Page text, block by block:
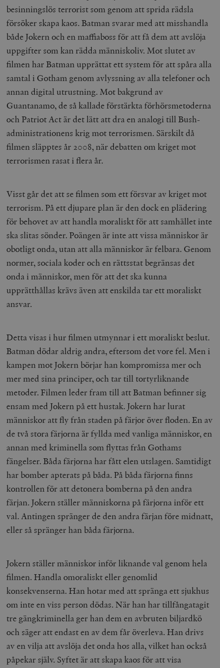
besinningslös terrorist som genom att sprida rädsla
försöker skapa kaos. Batman svarar med att misshandla
både Jokern och en maffiaboss för att få dem att avslöja
uppgifter som kan rädda människoliv. Mot slutet av
filmen har Batman upprättat ett system för att spåra alla
samtal i Gotham genom avlyssning av alla telefoner och
annan digital utrustning. Mot bakgrund av
Guantanamo, de så kallade förstärkta förhörsmetoderna
och Patriot Act är det lätt att dra en analogi till Bush-
administrationens krig mot terrorismen. Särskilt då
filmen släpptes år 2008, när debatten om kriget mot
terrorismen rasat i flera år.
Visst går det att se filmen som ett försvar av kriget mot
terrorism. På ett djupare plan är den dock en plädering
för behovet av att handla moraliskt för att samhället inte
ska slitas sönder. Poängen är inte att vissa människor är
obotligt onda, utan att alla människor är felbara. Genom
normer, sociala koder och en rättsstat begränsas det
onda i människor, men för att det ska kunna
upprätthållas krävs även att enskilda tar ett moraliskt
ansvar.
Detta visas i hur filmen utmynnar i ett moraliskt beslut.
Batman dödar aldrig andra, eftersom det vore fel. Men i
kampen mot Jokern börjar han kompromissa mer och
mer med sina principer, och tar till tortyrliknande
metoder. Filmen leder fram till att Batman befinner sig
ensam med Jokern på ett hustak. Jokern har lurat
människor att fly från staden på färjor över floden. En av
de två stora färjorna är fyllda med vanliga människor, en
annan med kriminella som flyttas från Gothams
fängelser. Båda färjorna har fått elen utslagen. Samtidigt
har bomber apterats på båda. På båda färjorna finns
kontrollen för att detonera bomberna på den andra
färjan. Jokern ställer människorna på färjorna inför ett
val. Antingen spränger de den andra färjan före midnatt,
eller så spränger han båda färjorna.
Jokern ställer människor inför liknande val genom hela
filmen. Handla omoraliskt eller genomlid
konsekvenserna. Han hotar med att spränga ett sjukhus
om inte en viss person dödas. När han har tillfångatagit
tre gängkriminella ger han dem en avbruten biljardkö
och säger att endast en av dem får överleva. Han drivs
av en vilja att avslöja det onda hos alla, vilket han också
påpekar själv. Syftet är att skapa kaos för att visa